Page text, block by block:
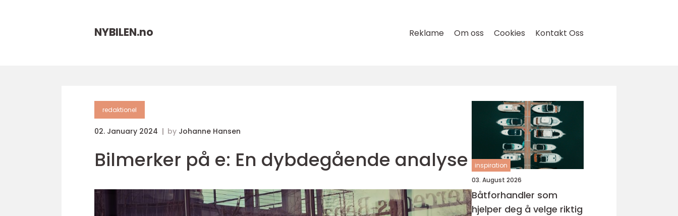
NYBILEN.no Reklame Om oss Cookies Kontakt Oss
redaktionel
02. January 2024 by Johanne Hansen
Bilmerker på e: En dybdegående analyse
inspiration
03. August 2026
Båtforhandler som
hjelper deg å velge riktig